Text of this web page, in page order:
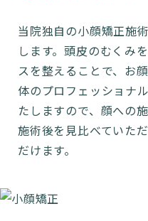
当院独自の小顔矯正施
します。頭皮のむくみ
スを整えることで、お
体のプロフェッショナ
たしますので、顔への
施術後を見比べていた
だけます。